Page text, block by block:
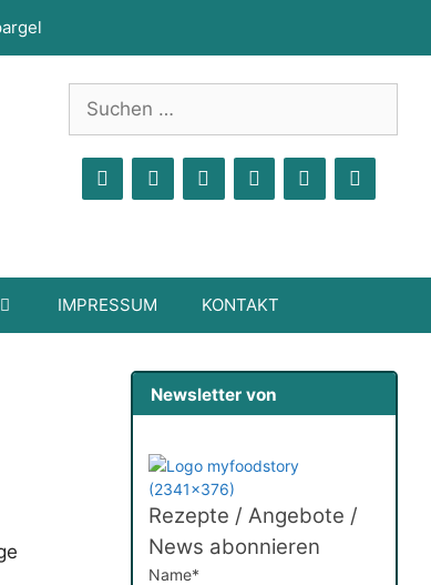
Suchen
nach:
IMPRESSUM KONTAKT
Newsletter von
Rezepte / Angebote /
News abonnieren
Name*